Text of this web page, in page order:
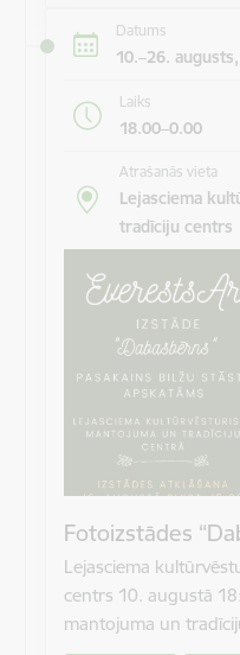
Datums
10.–26.
Laiks
18.00–0.00
Atrašanās vieta
Lejasciema
tradīciju centrs
Fotoizstādes
Lejasciema
centrs 10. augustā
mantojuma un